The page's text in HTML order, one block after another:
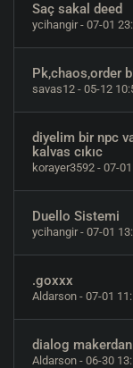
Saç sakal deed
ycihangir- 07-01
Pk,chaos,order
savas12 - 05-12
diyelim bir npc
kalvas cıkıc
korayer3592 - 07-
Duello Sistemi
ycihangir- 07-01
.goxxx
Aldarson - 07-01
dialog
Aldarson - 06-30